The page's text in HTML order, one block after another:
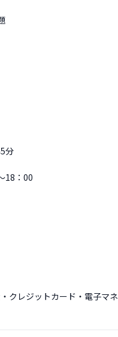
分
18：00
クレジットカード・電子マネ